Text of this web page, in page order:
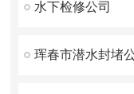
水下检修公司
珲春市潜水封堵